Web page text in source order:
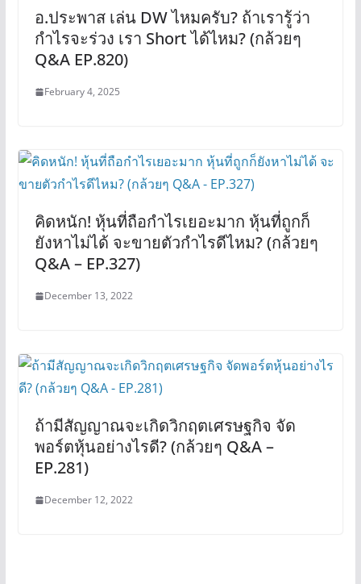
อ.ประพาส เล่น DW ไหมครับ? ถ้าเรารู้ว่า
กำไรจะร่วง เรา Short ได้ไหม? (กล้วยๆ
Q&A EP.820)
February 4, 2025
คิดหนัก! หุ้นที่ถือกำไรเยอะมาก หุ้นที่ถูกก็
ยังหาไม่ได้ จะขายตัวกำไรดีไหม? (กล้วยๆ
Q&A – EP.327)
December 13, 2022
ถ้ามีสัญญาณจะเกิดวิกฤตเศรษฐกิจ จัด
พอร์ตหุ้นอย่างไรดี? (กล้วยๆ Q&A –
EP.281)
December 12, 2022